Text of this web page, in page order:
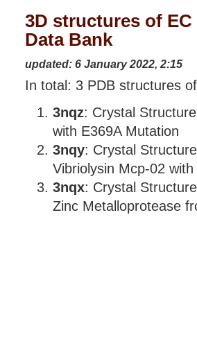
3D structures of
Data Bank
updated: 6 January 2022, 2:15
In total: 3 PDB structures
3nqz: Crystal
with E369A Mutation
3nqy: Crystal
Vibriolysin Mcp-02
3nqx: Crystal
Zinc Metalloprotease